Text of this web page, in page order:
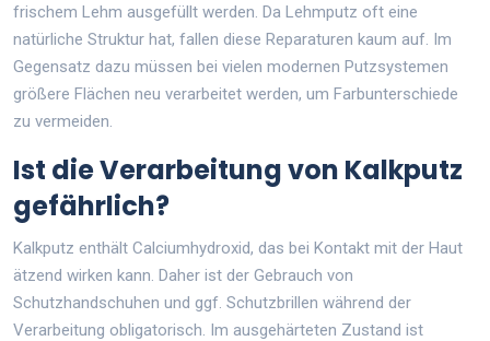
frischem Lehm ausgefüllt werden. Da Lehmputz oft eine
natürliche Struktur hat, fallen diese Reparaturen kaum auf. Im
Gegensatz dazu müssen bei vielen modernen Putzsystemen
größere Flächen neu verarbeitet werden, um Farbunterschiede
zu vermeiden.
Ist die Verarbeitung von Kalkputz
gefährlich?
Kalkputz enthält Calciumhydroxid, das bei Kontakt mit der Haut
ätzend wirken kann. Daher ist der Gebrauch von
Schutzhandschuhen und ggf. Schutzbrillen während der
Verarbeitung obligatorisch. Im ausgehärteten Zustand ist